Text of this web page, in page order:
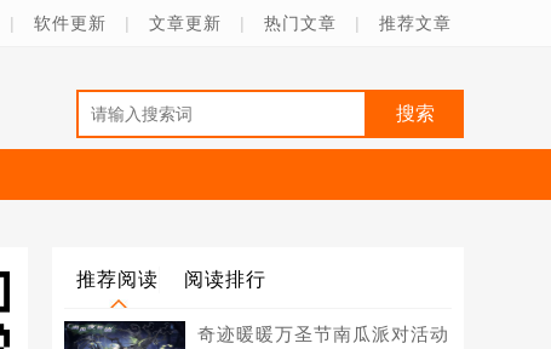
| 软件更新 | 文章更新 | 热门文章 | 推荐文章
推荐阅读 阅读排行
奇迹暖暖万圣节南瓜派对活动